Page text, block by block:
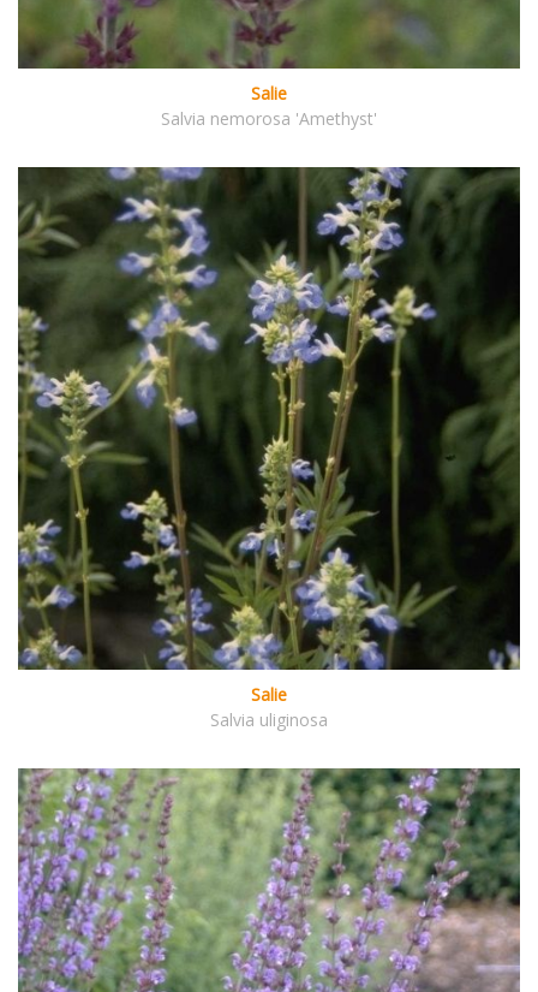
Salie
Salvia nemorosa 'Amethyst'
Salie
Salvia uliginosa